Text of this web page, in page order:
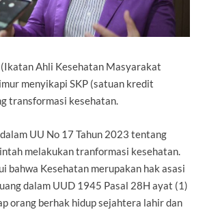
Ikatan Ahli Kesehatan Masyarakat
menyikapi SKP (satuan kredit
transformasi kesehatan.
UU No 17 Tahun 2023 tentang
melakukan tranformasi kesehatan.
bahwa Kesehatan merupakan hak asasi
dalam UUD 1945 Pasal 28H ayat (1)
orang berhak hidup sejahtera lahir dan